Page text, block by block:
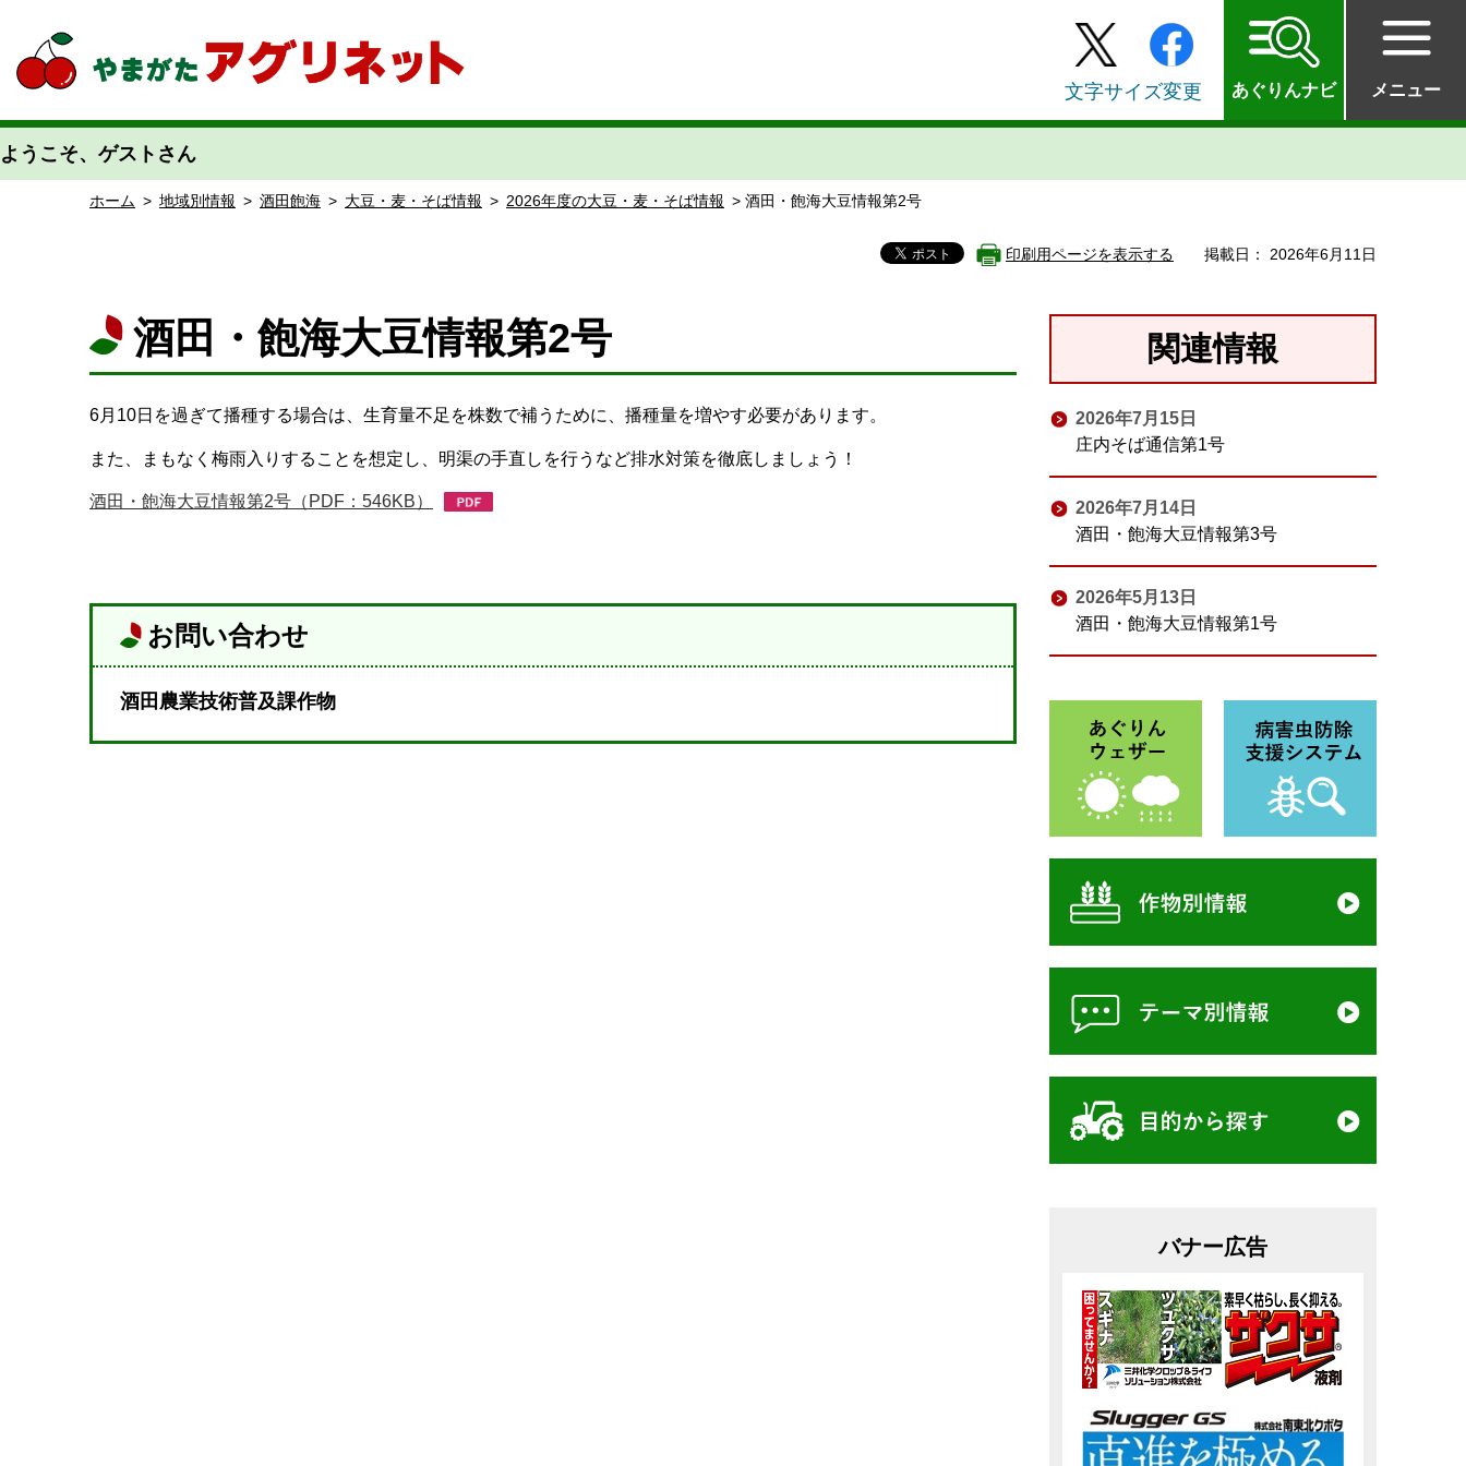
文字サイズ変更 あぐりんナビ メニュー
ようこそ、ゲストさん
ホーム > 地域別情報 > 酒田飽海 > 大豆・麦・そば情報 > 2026年度の大豆・麦・そば情報 > 酒田・飽海大豆情報第2号
印刷用ページを表示する 掲載日： 2026年6月11日
酒田・飽海大豆情報第2号
6月10日を過ぎて播種する場合は、生育量不足を株数で補うために、播種量を増やす必要があります。
また、まもなく梅雨入りすることを想定し、明渠の手直しを行うなど排水対策を徹底しましょう！
酒田・飽海大豆情報第2号（PDF：546KB）
お問い合わせ
酒田農業技術普及課作物
関連情報
2026年7月15日
庄内そば通信第1号
2026年7月14日
酒田・飽海大豆情報第3号
2026年5月13日
酒田・飽海大豆情報第1号
バナー広告